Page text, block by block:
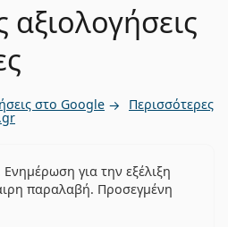
αξιολογήσεις
στο Google Περισσότερες
για την εξέλιξη
παραλαβή. Προσεγμένη